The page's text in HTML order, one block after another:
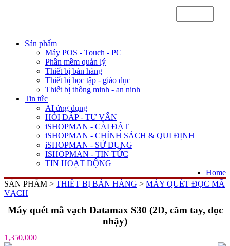
Sản phẩm
Máy POS - Touch - PC
Phần mềm quản lý
Thiết bị bán hàng
Thiết bị học tập - giáo dục
Thiết bị thông minh - an ninh
Tin tức
AI ứng dụng
HỎI ĐÁP - TƯ VẤN
iSHOPMAN - CÀI ĐẶT
iSHOPMAN - CHÍNH SÁCH & QUI ĐỊNH
iSHOPMAN - SỬ DỤNG
ISHOPMAN - TIN TỨC
TIN HOẠT ĐỘNG
Home
SẢN PHẨM > THIẾT BỊ BÁN HÀNG > MÁY QUÉT ĐỌC MÃ
VẠCH
Máy quét mã vạch Datamax S30 (2D, cầm tay, đọc
nhậy)
1,350,000